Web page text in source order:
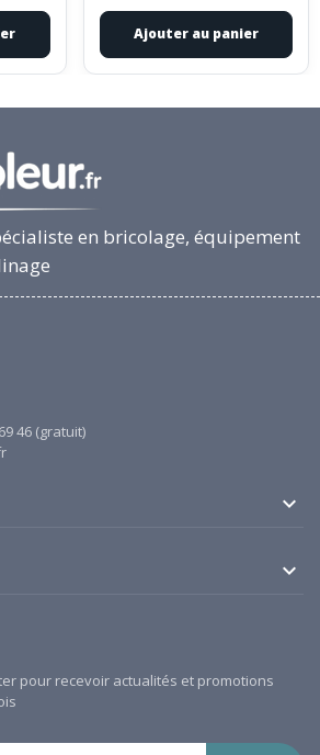
Ajouter au panier
en bricolage, équipement
46 (gratuit)


pour recevoir actualités et promotions